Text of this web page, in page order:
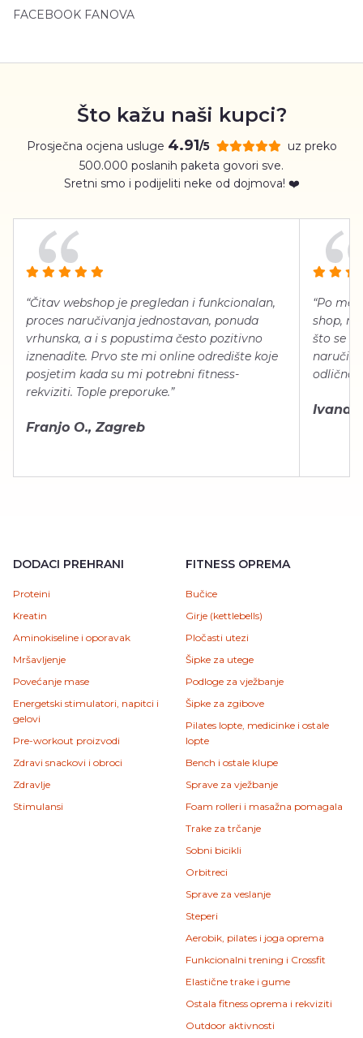
FACEBOOK FANOVA
Što kažu naši kupci?
Prosječna ocjena usluge 4.91/5
uz preko
500.000 poslanih paketa govori sve.
Sretni smo i podijeliti neke od dojmova! ❤️
“Čitav webshop je pregledan i funkcionalan,
proces naručivanja jednostavan, ponuda
vrhunska, a i s popustima često pozitivno
iznenadite. Prvo ste mi online odredište koje
posjetim kada su mi potrebni fitness-
rekviziti. Tople preporuke.”
Franjo O., Zagreb
“Po
shop,
što se
naručiti,
odlično
Ivana
DODACI PREHRANI
Proteini
Kreatin
Aminokiseline i oporavak
Mršavljenje
Povećanje mase
Energetski stimulatori, napitci i
gelovi
Pre-workout proizvodi
Zdravi snackovi i obroci
Zdravlje
Stimulansi
FITNESS OPREMA
Bučice
Girje (kettlebells)
Pločasti utezi
Šipke za utege
Podloge za vježbanje
Šipke za zgibove
Pilates lopte, medicinke i ostale
lopte
Bench i ostale klupe
Sprave za vježbanje
Foam rolleri i masažna pomagala
Trake za trčanje
Sobni bicikli
Orbitreci
Sprave za veslanje
Steperi
Aerobik, pilates i joga oprema
Funkcionalni trening i Crossfit
Elastične trake i gume
Ostala fitness oprema i rekviziti
Outdoor aktivnosti